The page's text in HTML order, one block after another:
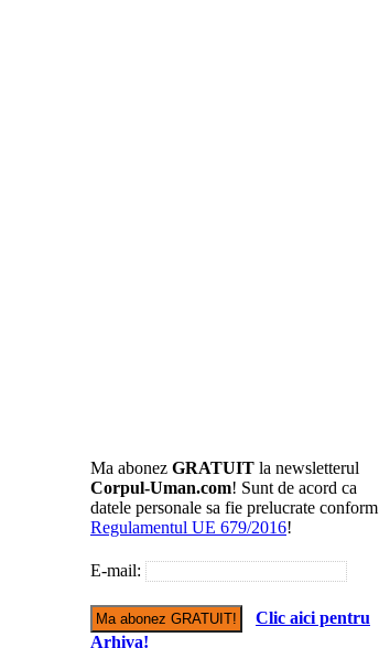
Ma abonez GRATUIT la newsletterul
Corpul-Uman.com! Sunt de acord ca
datele personale sa fie prelucrate conform
Regulamentul UE 679/2016!
E-mail:
Clic aici pentru
Arhiva!